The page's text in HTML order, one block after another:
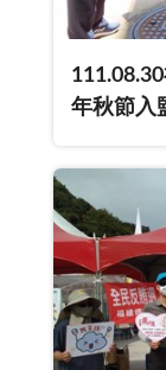
年秋節入